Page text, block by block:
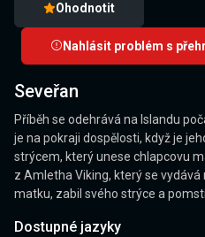
Ohodnotit
Nahlásit problém s
Seveřan
Příběh se odehrává na Islandu
je na pokraji dospělosti, když je
strýcem, který unese chlapcovu
z Amletha Viking, který se
matku, zabil svého strýce a
Dostupné jazyky